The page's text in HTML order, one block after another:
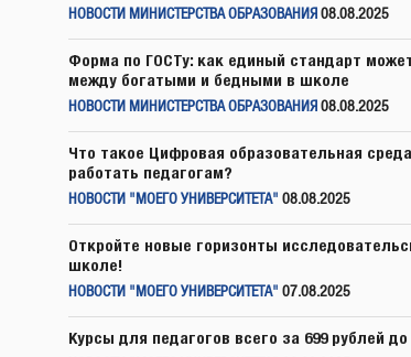
НОВОСТИ МИНИСТЕРСТВА ОБРАЗОВАНИЯ 08.08.2025
Форма по ГОСТу: как единый стандарт
между богатыми и бедными в школе
НОВОСТИ МИНИСТЕРСТВА ОБРАЗОВАНИЯ 08.08.2025
Что такое Цифровая образовательная
работать педагогам?
НОВОСТИ "МОЕГО УНИВЕРСИТЕТА" 08.08.2025
Откройте новые горизонты
школе!
НОВОСТИ "МОЕГО УНИВЕРСИТЕТА" 07.08.2025
Курсы для педагогов всего за 699 рублей